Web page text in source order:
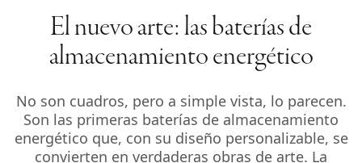
El nuevo arte: las baterías de
almacenamiento energético
No son cuadros, pero a simple vista, lo parecen.
Son las primeras baterías de almacenamiento
energético que, con su diseño personalizable, se
convierten en verdaderas obras de arte. La